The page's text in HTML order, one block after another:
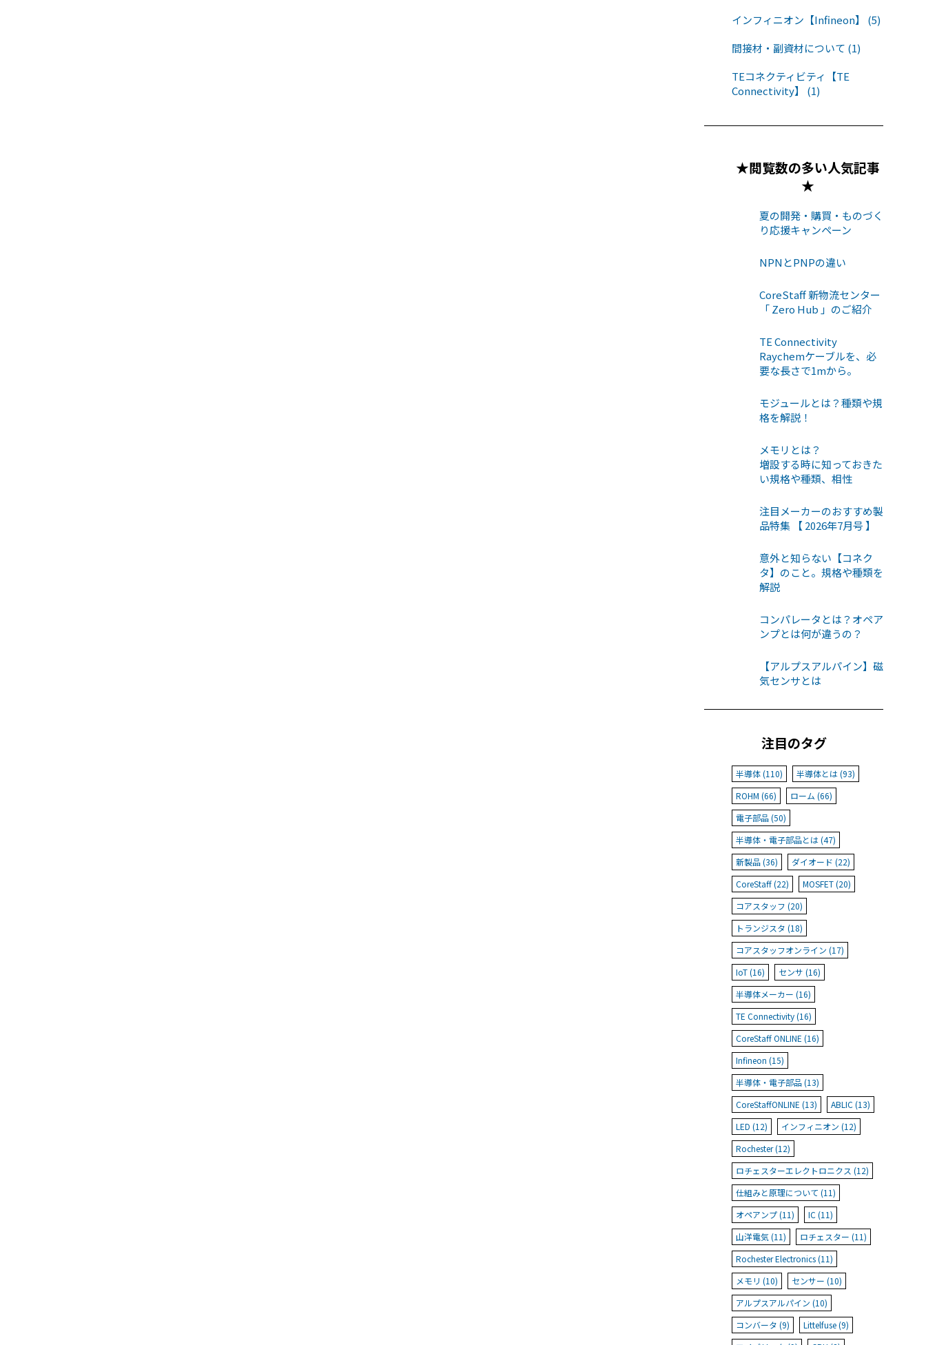
インフィニオン【Infineon】 (5)
間接材・副資材について (1)
TEコネクティビティ【TE
Connectivity】 (1)
★閲覧数の多い人気記事
★
夏の開発・購買・ものづく
り応援キャンペーン
NPNとPNPの違い
CoreStaff 新物流センター
「 Zero Hub 」のご紹介
TE Connectivity
Raychemケーブルを、必
要な長さで1mから。
モジュールとは？種類や規
格を解説！
メモリとは？
増設する時に知っておきた
い規格や種類、相性
注目メーカーのおすすめ製
品特集 【 2026年7月号 】
意外と知らない【コネク
タ】のこと。規格や種類を
解説
コンパレータとは？オペア
ンプとは何が違うの？
【アルプスアルパイン】磁
気センサとは
注目のタグ
半導体 (110)
半導体とは (93)
ROHM (66)
ローム (66)
電子部品 (50)
半導体・電子部品とは (47)
新製品 (36)
ダイオード (22)
CoreStaff (22)
MOSFET (20)
コアスタッフ (20)
トランジスタ (18)
コアスタッフオンライン (17)
IoT (16)
センサ (16)
半導体メーカー (16)
TE Connectivity (16)
CoreStaff ONLINE (16)
Infineon (15)
半導体・電子部品 (13)
CoreStaffONLINE (13)
ABLIC (13)
LED (12)
インフィニオン (12)
Rochester (12)
ロチェスターエレクトロニクス (12)
仕組みと原理について (11)
オペアンプ (11)
IC (11)
山洋電気 (11)
ロチェスター (11)
Rochester Electronics (11)
メモリ (10)
センサー (10)
アルプスアルパイン (10)
コンバータ (9)
Littelfuse (9)